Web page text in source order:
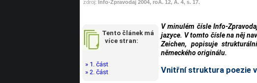
zdroj: Info-Zpravodaj 2004, roÄ. 12, Ä. 4, s. 17.
Tento článek má
více stran:
» 1. část
» 2. část
V minulém čísle Info-
jazyce. V tomto čísle na něj
Zeichen, popisuje
německého originálu.
Vnitřní struktura poezie